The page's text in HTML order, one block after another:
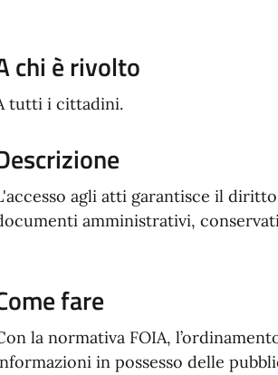
chi è rivolto
tutti i cittadini.
agli atti garantisce il
amministrativi,
fare
la normativa FOIA,
in possesso delle